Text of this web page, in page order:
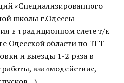
«Специализированного
школы г.Одессы
в традиционном слете т/к
Одесской области по ТГТ
и выезды 1-2 раза в
взаимодействие,